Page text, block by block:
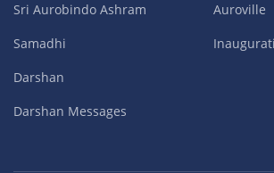
Sri Aurobindo Ashram
Samadhi
Darshan
Darshan Messages
Auroville